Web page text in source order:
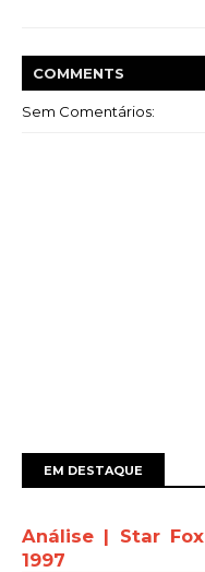
COMMENTS
Sem Comentários:
EM DESTAQUE
Análise | Star
1997